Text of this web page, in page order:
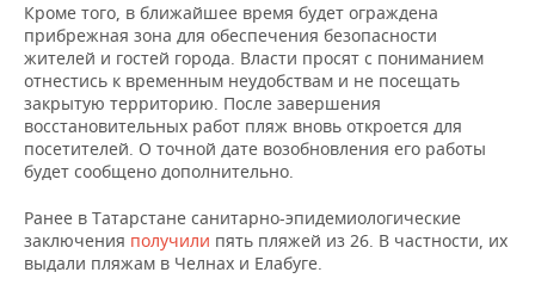
Кроме того, в ближайшее время будет ограждена
прибрежная зона для обеспечения безопасности
жителей и гостей города. Власти просят с пониманием
отнестись к временным неудобствам и не посещать
закрытую территорию. После завершения
восстановительных работ пляж вновь откроется для
посетителей. О точной дате возобновления его работы
будет сообщено дополнительно.
Ранее в Татарстане санитарно-эпидемиологические
заключения получили пять пляжей из 26. В частности, их
выдали пляжам в Челнах и Елабуге.